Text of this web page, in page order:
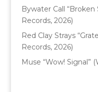
Bywater Call
Records, 2026)
Red Clay Strays
Records, 2026)
Muse “Wow! Signal”